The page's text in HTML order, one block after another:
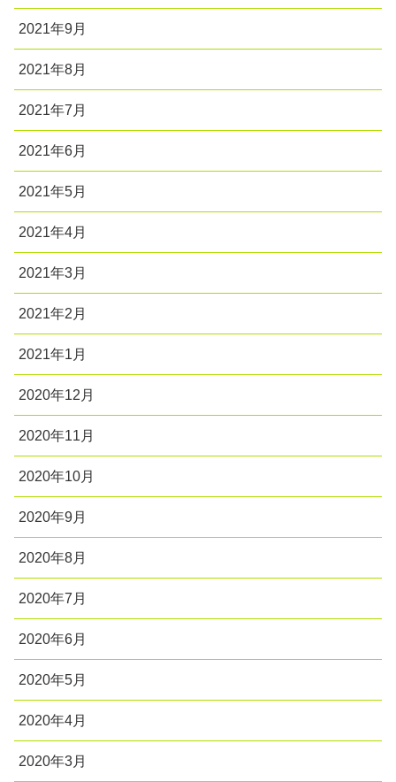
2021年9月
2021年8月
2021年7月
2021年6月
2021年5月
2021年4月
2021年3月
2021年2月
2021年1月
2020年12月
2020年11月
2020年10月
2020年9月
2020年8月
2020年7月
2020年6月
2020年5月
2020年4月
2020年3月